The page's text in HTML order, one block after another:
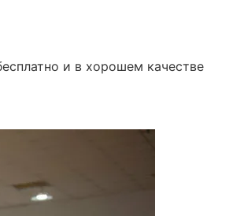
и в хорошем качестве